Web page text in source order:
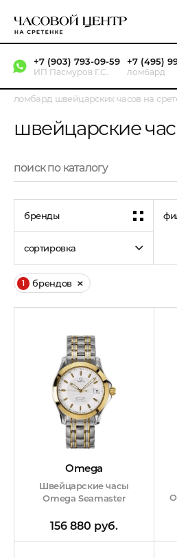
+7 (903) 793-09-59
ИП Пасмуров Г.С.
+7 (495)
ломбард
ломбард швейцарских часов на
швейцарские
бренды
сортировка
1 брендов
Omega
Швейцарские часы
Omega Seamaster
156 880 руб.